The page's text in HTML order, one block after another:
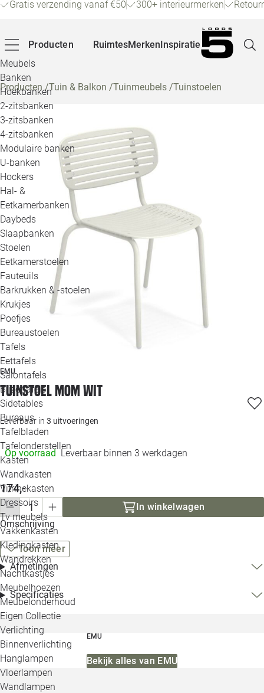
Gratis verzending vanaf €50 300+ interieurmerken
Producten
Meubels
Banken
Hoekbanken
2-zitsbanken
3-zitsbanken
4-zitsbanken
Modulaire banken
U-banken
Hockers
Hal- &
Eetkamerbanken
Daybeds
Slaapbanken
Stoelen
Eetkamerstoelen
Fauteuils
Barkrukken & -stoelen
Krukjes
Poefjes
Bureaustoelen
Tafels
Eettafels
Salontafels
Bijzettafels
Sidetables
Bureaus
Tafelbladen
Tafelonderstellen
Kasten
Wandkasten
Vitrinekasten
Dressoirs
Tv meubels
Vakkenkasten
Kledingkasten
Wandrekken
Nachtkastjes
Meubelhoezen
Meubelonderhoud
Eigen Collectie
Verlichting
Binnenverlichting
Hanglampen
Vloerlampen
Wandlampen
RuimtesMerkenInspiratie
Producten/Tuin & Balkon /Tuinmeubels /Tuinstoelen
EMU
Tuinstoel Mom wit
Leverbaar in 3 uitvoeringen
Op voorraad Leverbaar binnen 3 werkdagen
174,-
In winkelwagen
Omschrijving
Toon meer
Afmetingen
Specificaties
EMU
Bekijk alles van EMU